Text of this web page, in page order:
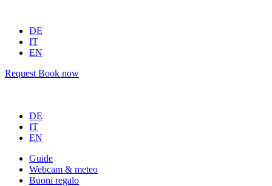
DE
IT
EN
Request Book now
DE
IT
EN
Guide
Webcam & meteo
Buoni regalo